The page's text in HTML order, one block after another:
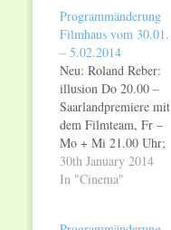
Programmänderung
Filmhaus vom 30.01.
– 5.02.2014
Neu: Roland Reber:
illusion Do 20.00 –
Saarlandpremiere mit
dem Filmteam, Fr –
Mo + Mi 21.00 Uhr;
Tom Shoval: YOUTH
Do 17.30 (OmU) Fr –
30th January 2014
In "Cinema"